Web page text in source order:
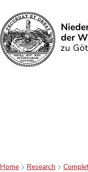
Search
Home Research